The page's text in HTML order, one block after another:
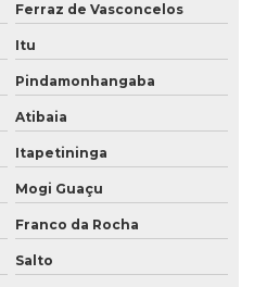
Ferraz de Vasconcelos
Itu
Pindamonhangaba
Atibaia
Itapetininga
Mogi Guaçu
Franco da Rocha
Salto